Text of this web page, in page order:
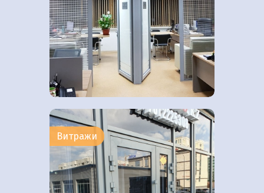
Витражи